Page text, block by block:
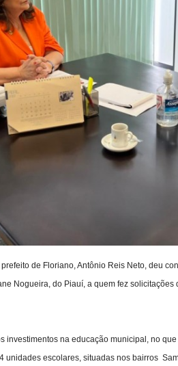
de Floriano, Antônio Reis Neto, deu
Nogueira, do Piauí, a quem fez
investimentos na educação municipal, no
unidades escolares, situadas nos bairros